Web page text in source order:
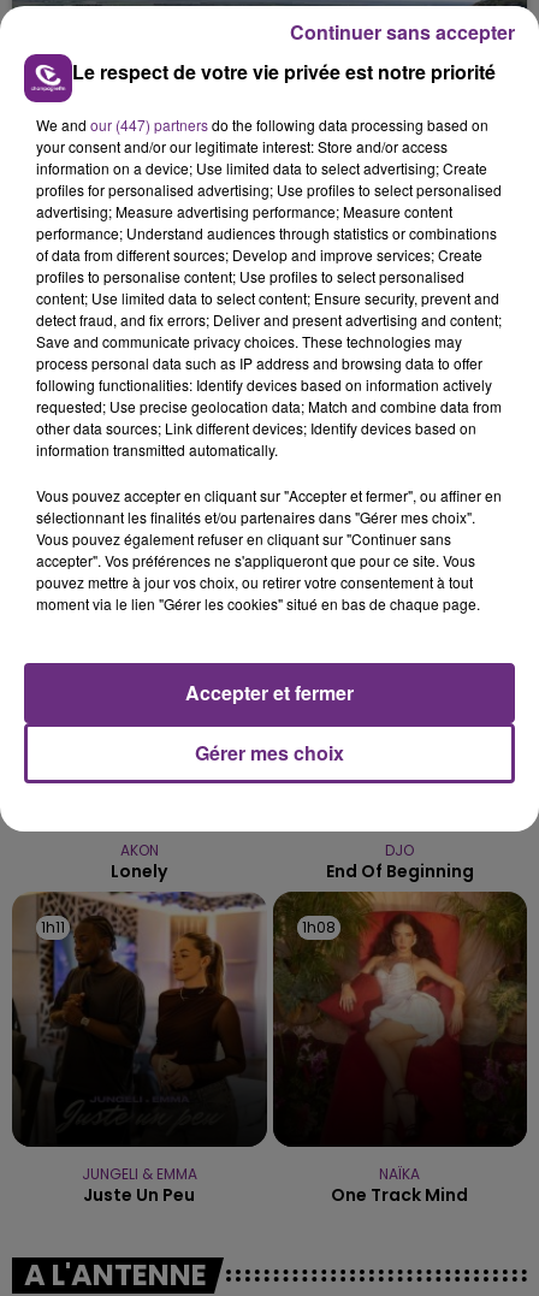
SI TOUT LE MONDE FAIT ÇA, MOI L'ANNÉE
PROCHAINE JE VENDANGE EN...
La vendange en Champagne a débuté ce jeudi 6
août dans la commune de Montgueux (Aube). Du
jamais vu !
L'INSPECTION DU TRAVAIL RAPPELLE À
L'ORDRE SUR LES CONDITIONS DE...
Alors que les dates de début des vendange 2026
l'inspection du Travail en profite pour rappeler
les conditions de...
TITRES DIFFUSÉS
1h16
1h16
AKON
Lonely
1h14
1h14
DJO
End Of Beginning
1h11
1h11
JUNGELI & EMMA
Juste Un Peu
1h08
1h08
NAÏKA
One Track Mind
A L'ANTENNE
Le respect de votre vie privée est notre priorité
We and our (447) partnersdo the following data processing based on
your consent and/or our legitimate interest: Store and/or access
information on a device; Use limited data to select advertising; Create
profiles for personalised advertising; Use profiles to select personalised
advertising; Measure advertising performance; Measure content
performance; Understand audiences through statistics or combinations
of data from different sources; Develop and improve services; Create
profiles to personalise content; Use profiles to select personalised
content; Use limited data to select content; Ensure security, prevent and
detect fraud, and fix errors; Deliver and present advertising and content;
Save and communicate privacy choices. These technologies may
process personal data such as IP address and browsing data to offer
following functionalities: Identify devices based on information actively
requested; Use precise geolocation data; Match and combine data from
other data sources; Link different devices; Identify devices based on
information transmitted automatically.
Vous pouvez accepter en cliquant sur "Accepter et fermer", ou affiner en
sélectionnant les finalités et/ou partenaires dans "Gérer mes choix".
Vous pouvez également refuser en cliquant sur "Continuer sans
accepter". Vos préférences ne s'appliqueront que pour ce site. Vous
pouvez mettre à jour vos choix, ou retirer votre consentement à tout
moment via le lien "Gérer les cookies" situé en bas de chaque page.
Gérer mes choix
Accepter et fermer
Continuer sans accepter